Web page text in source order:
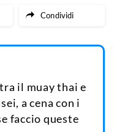
Condividi
il muay thai e
a cena con i
faccio queste